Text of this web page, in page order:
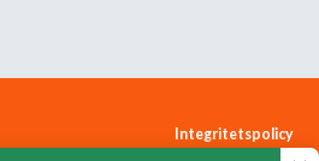
Integritetspolicy